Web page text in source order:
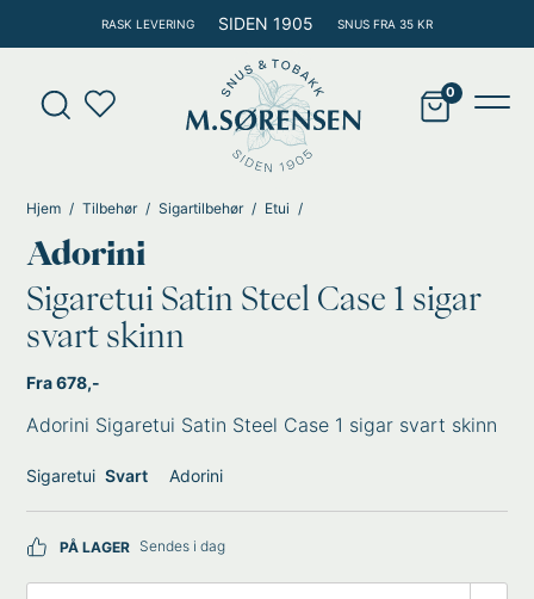
rett
innholdet
RASK LEVERING SIDEN 1905 SNUS FRA 35 KR
Products
search
Hjem Tilbehør Sigartilbehør Etui
Adorini
Sigaretui Satin Steel Case 1 sigar
svart skinn
Fra 678,-
Adorini Sigaretui Satin Steel Case 1 sigar svart skinn
Sigaretui Svart Adorini
PÅ LAGER Sendes i dag